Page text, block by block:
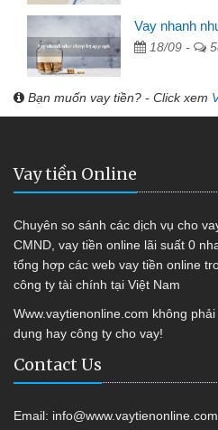
Vay nhanh
18/09 -
Bạn muốn vay tiền? - Click xem
Vay tiền Online
Chuyên so sánh các dịch vụ cho
CMND, vay tiền online lãi suất 0
tổng hợp các web vay tiền online
công ty tài chính tại Việt Nam
Www.vaytienonline.com không
dụng hay công ty cho vay!
Contact Us
Email: info@www.vaytienonline.com